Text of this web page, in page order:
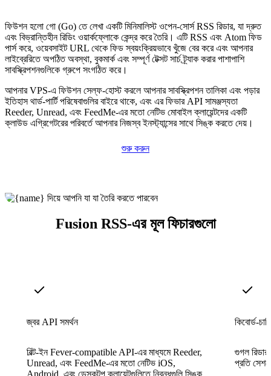
ফিউশন হলো গো (Go) তে লেখা একটি মিনিমালিস্ট ওপেন-সোর্স RSS রিডার, যা দ্রুত
এবং বিভ্রান্তিহীন রিডিং ওয়ার্কফ্লোকে কেন্দ্র করে তৈরি। এটি RSS এবং Atom ফিড
পার্স করে, ওয়েবসাইট URL থেকে ফিড স্বয়ংক্রিয়ভাবে খুঁজে বের করে এবং আপনার
লাইব্রেরিতে অপঠিত অবস্থা, বুকমার্ক এবং সম্পূর্ণ টেক্সট সার্চ ট্র্যাক করার পাশাপাশি
সাবস্ক্রিপশনগুলিকে গ্রুপে সংগঠিত করে।
আপনার VPS-এ ফিউশন সেল্ফ-হোস্ট করলে আপনার সাবস্ক্রিপশন তালিকা এবং পড়ার
ইতিহাস থার্ড-পার্টি পরিষেবাগুলির বাইরে থাকে, এবং এর ফিভার API সামঞ্জস্যতা
Reeder, Unread, এবং FeedMe-এর মতো নেটিভ মোবাইল ক্লায়েন্টদের একটি
ক্লাউড এগ্রিগেটরের পরিবর্তে আপনার নিজস্ব ইনস্ট্যান্সের সাথে সিঙ্ক করতে দেয়।
শুরু করুন
Fusion RSS-এর মূল ফিচারগুলো
জ্বর API সমর্থন
বিল্ট-ইন Fever-compatible API-এর মাধ্যমে Reeder,
Unread, এবং FeedMe-এর মতো নেটিভ iOS,
Android, এবং ডেস্কটপ ক্লায়েন্টগুলিতে নিবন্ধগুলি সিঙ্ক
কিবোর্ড-
গুগল
প্রতি